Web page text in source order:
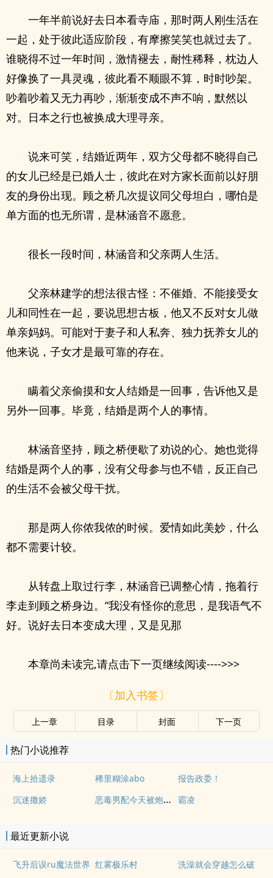
一年半前说好去日本看寺庙，那时两人刚生活在
一起，处于彼此适应阶段，有摩擦笑笑也就过去了。
谁晓得不过一年时间，激情褪去，耐性稀释，枕边人
好像换了一具灵魂，彼此看不顺眼不算，时时吵架。
吵着吵着又无力再吵，渐渐变成不声不响，默然以
对。日本之行也被换成大理寻亲。
说来可笑，结婚近两年，双方父母都不晓得自己
的女儿已经是已婚人士，彼此在对方家长面前以好朋
友的身份出现。顾之桥几次提议同父母坦白，哪怕是
单方面的也无所谓，是林涵音不愿意。
很长一段时间，林涵音和父亲两人生活。
父亲林建学的想法很古怪：不催婚、不能接受女
儿和同性在一起，要说思想古板，他又不反对女儿做
单亲妈妈。可能对于妻子和人私奔、独力抚养女儿的
他来说，子女才是最可靠的存在。
瞒着父亲偷摸和女人结婚是一回事，告诉他又是
另外一回事。毕竟，结婚是两个人的事情。
林涵音坚持，顾之桥便歇了劝说的心。她也觉得
结婚是两个人的事，没有父母参与也不错，反正自己
的生活不会被父母干扰。
那是两人你侬我侬的时候。爱情如此美妙，什么
都不需要计较。
从转盘上取过行李，林涵音已调整心情，拖着行
李走到顾之桥身边。“我没有怪你的意思，是我语气不
好。说好去日本变成大理，又是见那
本章尚未读完,请点击下一页继续阅读---->>>
〔加入书签〕
上一章 目录 封面 下一页
热门小说推荐
海上拾遗录 稀里糊涂abo
报告政委！
沉迷撒娇
恶毒男配今天被炮灰了吗 霸凌
最近更新小说
飞升后误ru魔法世界 红雾极乐村 洗澡就会穿越怎么破